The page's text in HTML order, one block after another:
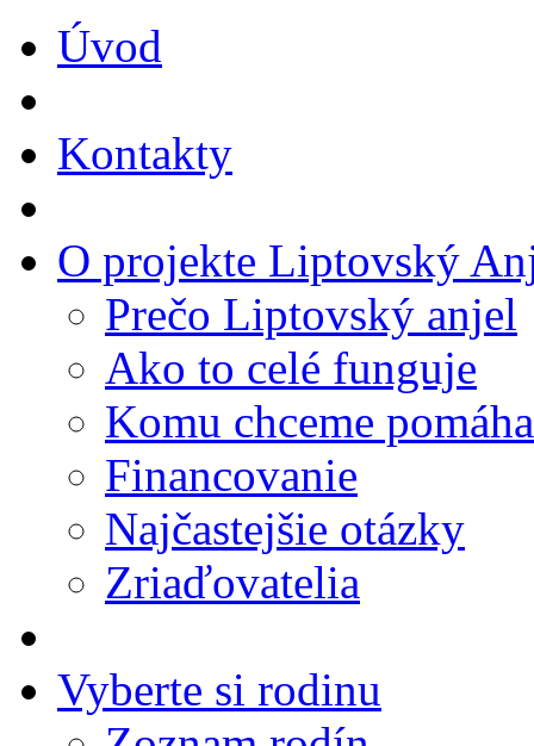
Úvod
Kontakty
O projekte Liptovský
Prečo Liptovský anjel
Ako to celé funguje
Komu chceme
Financovanie
Najčastejšie otázky
Zriaďovatelia
Vyberte si rodinu